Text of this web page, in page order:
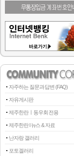
자주하는 질문과 답변 (FAQ)
자유게시판
제주한란ㅣ동우회 전용
제주한란 l 뉴스 & 자료
난자랑 갤러리
포토겔러리